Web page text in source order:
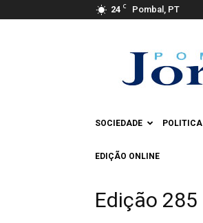
24 C Pombal, PT
Jornal
SOCIEDADE POLITICA
EDIÇÃO ONLINE
Edição 285